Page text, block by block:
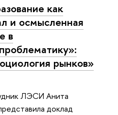
как
и осмысленная
в
рынков»
ЛЭСИ Анита
доклад